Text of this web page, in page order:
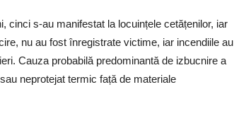
cinci s-au manifestat la locuințele cetățenilor, iar
nu au fost înregistrate victime, iar incendiile au
Cauza probabilă predominantă de izbucnire a
neprotejat termic față de materiale